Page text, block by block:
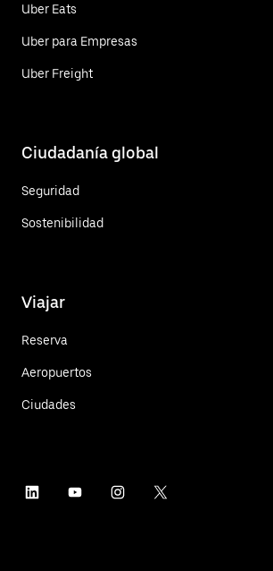
Uber Eats
Uber para Empresas
Uber Freight
Ciudadanía global
Seguridad
Sostenibilidad
Viajar
Reserva
Aeropuertos
Ciudades